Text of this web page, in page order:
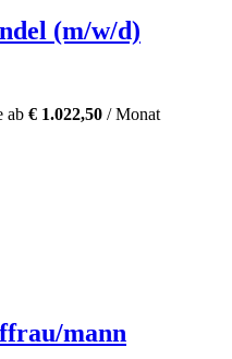
(m/w/d)
ab € 1.022,50 / Monat
mann